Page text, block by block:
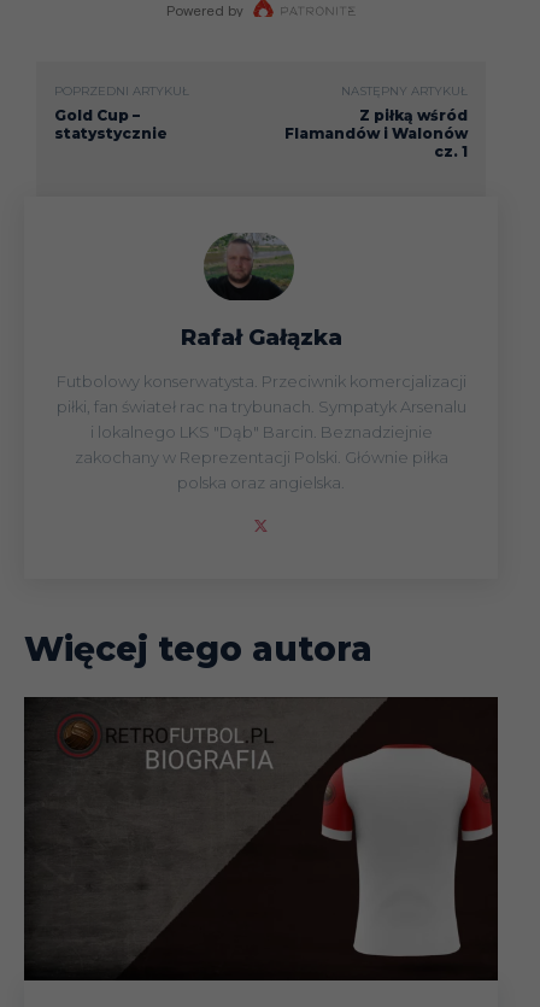
POPRZEDNI ARTYKUŁ
Gold Cup –
statystycznie
NASTĘPNY ARTYKUŁ
Z piłką wśród
Flamandów i Walonów
cz. 1
Rafał Gałązka
Futbolowy konserwatysta. Przeciwnik komercjalizacji
piłki, fan świateł rac na trybunach. Sympatyk Arsenalu
i lokalnego LKS "Dąb" Barcin. Beznadziejnie
zakochany w Reprezentacji Polski. Głównie piłka
polska oraz angielska.
Więcej tego autora